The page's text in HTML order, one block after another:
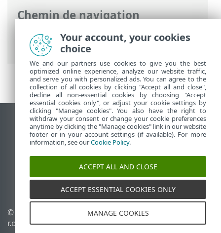
Chemin de navigation
Aide en ligne ESET>ESET PROTECT On-
Prem>Désinstaller
Afficher le site des postes de travail
End of Life
Base de connaissances ESET
Forum ESET
ESET Status Portal
Support régional
© 1992 - 2026 ESET, spol. s
r.o. - Tous droits réservés.
Politique relative aux
Your account, your cookies
choice
We and our partners use cookies to give you the best
optimized online experience, analyze our website traffic,
and serve you with personalized ads. You can agree to the
collection of all cookies by clicking "Accept all and close",
decline all non-essential cookies by choosing "Accept
essential cookies only", or adjust your cookie settings by
clicking "Manage cookies". You also have the right to
withdraw your consent or change your cookie preferences
anytime by clicking the "Manage cookies" link in our website
footer or in your account settings (if available). For more
information, see ourCookie Policy.
ACCEPT ALL AND CLOSE
ACCEPT ESSENTIAL COOKIES ONLY
MANAGE COOKIES